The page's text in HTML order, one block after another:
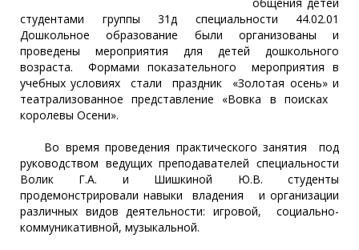
студентами группы 31д специальности 44.02.01
Дошкольное образование были организованы и
проведены мероприятия для детей дошкольного
возраста. Формами показательного мероприятия в
учебных условиях стали праздник «Золотая осень» и
театрализованное представление «Вовка в поисках
королевы Осени».
Во время проведения практического занятия под
руководством ведущих преподавателей специальности
Волик Г.А. и Шишкиной Ю.В. студенты
продемонстрировали навыки владения и организации
различных видов деятельности: игровой, социально-
коммуникативной, музыкальной.